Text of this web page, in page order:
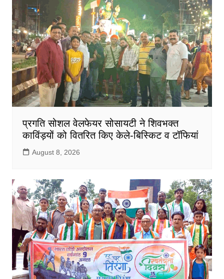
प्रगति सोशल वेलफेयर सोसायटी ने शिवभक्त
काविंड़यों को वितरित किए केले-बिस्किट व टॉफियां
August 8, 2026